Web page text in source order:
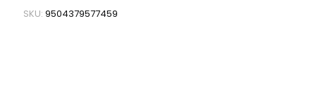
SKU: 9504379577459